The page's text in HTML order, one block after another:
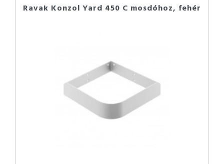
Ravak Konzol Yard 450 C mosdóhoz, fehér